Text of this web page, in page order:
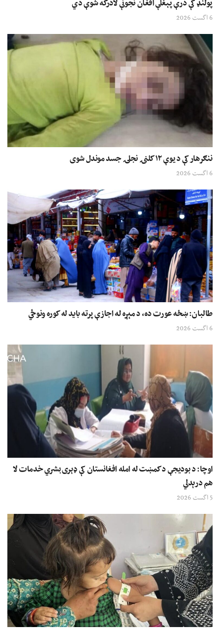
پولنډ کې درې پېغلې افغان نجونې لادرکه شوې دي
6 اگست 2026
ننګرهار کې د یوې ۱۲ کلنۍ نجلۍ جسد موندل شوی
6 اگست 2026
طالبان: ښځه عورت ده، د مېړه له اجازې پرته باید له کوره ونوځي
6 اگست 2026
اوچا: د بودیجې د کمښت له امله افغانستان کې ډېری بشري خدمات لا
هم درېدلي
5 اگست 2026